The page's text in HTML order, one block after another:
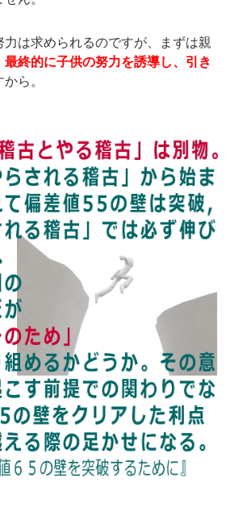
力は求められるのですが、まずは親
最終的に子供の努力を誘導し、引き
から。